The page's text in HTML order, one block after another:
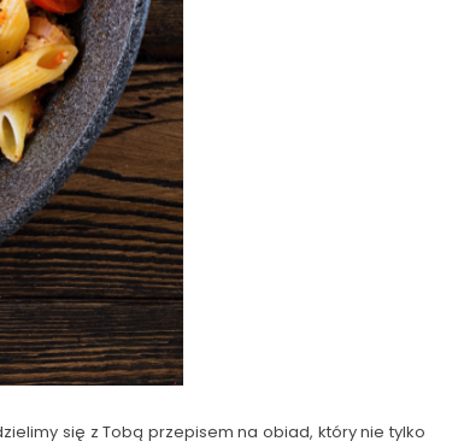
się z Tobą przepisem na obiad, który nie tylko